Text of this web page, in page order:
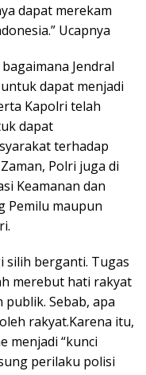
dapat merekam
Ucapnya
Jendral
dapat menjadi
Kapolri telah
dapat
terhadap
Polri juga di
Keamanan dan
Pemilu maupun
silih berganti. Tugas
merebut hati rakyat
Sebab, apa
rakyat.Karena itu,
menjadi “kunci
perilaku polisi